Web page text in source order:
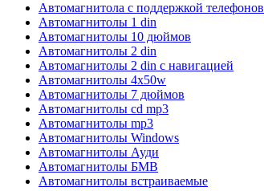
Автомагнитола с поддержкой телефонов
Автомагнитолы 1 din
Автомагнитолы 10 дюймов
Автомагнитолы 2 din
Автомагнитолы 2 din с навигацией
Автомагнитолы 4х50w
Автомагнитолы 7 дюймов
Автомагнитолы cd mp3
Автомагнитолы mp3
Автомагнитолы Windows
Автомагнитолы Ауди
Автомагнитолы БМВ
Автомагнитолы встраиваемые